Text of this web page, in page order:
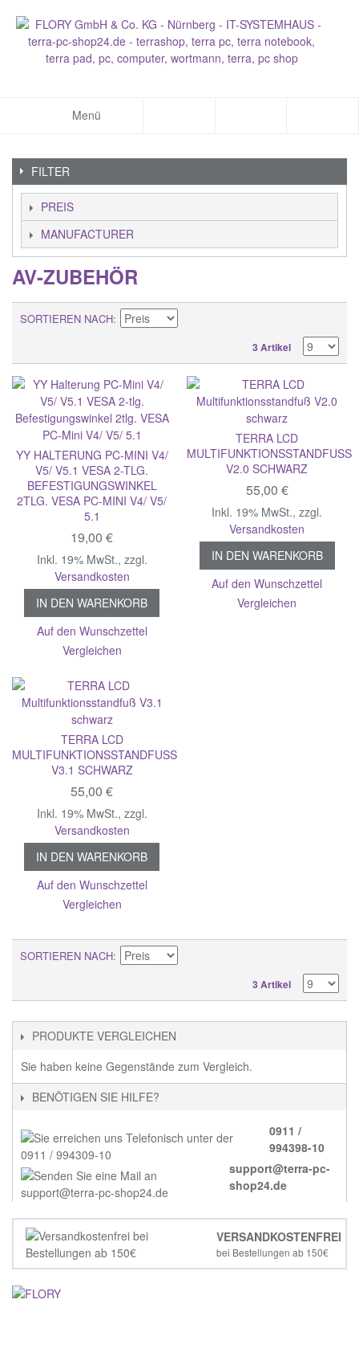
Menü
FILTER
PREIS
MANUFACTURER
AV-ZUBEHÖR
SORTIEREN NACH
3 Artikel
YY HALTERUNG PC-MINI V4/
V5/ V5.1 VESA 2-TLG.
BEFESTIGUNGSWINKEL
2TLG. VESA PC-MINI V4/ V5/
5.1
19,00 €
Inkl. 19% MwSt., zzgl.
Versandkosten
IN DEN WARENKORB
Auf den Wunschzettel
Vergleichen
TERRA LCD
MULTIFUNKTIONSSTANDFUSS V
2.0 SCHWARZ
55,00 €
Inkl. 19% MwSt.,zzgl.
Versandkosten
IN DEN WARENKORB
Auf den Wunschzettel
Vergleichen
TERRA LCD
MULTIFUNKTIONSSTANDFUSS V
3.1 SCHWARZ
55,00 €
Inkl. 19% MwSt., zzgl.
Versandkosten
IN DEN WARENKORB
Auf den Wunschzettel
Vergleichen
SORTIEREN NACH
3 Artikel
PRODUKTE VERGLEICHEN
Sie haben keine Gegenstände zum Vergleich.
BENÖTIGEN SIE HILFE?
0911 /
994398-10
support@terra-pc-
shop24.de
VERSANDKOSTENFREI
bei Bestellungen ab 150€